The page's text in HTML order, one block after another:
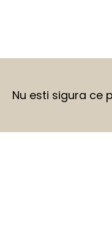
Nu esti sigura ce